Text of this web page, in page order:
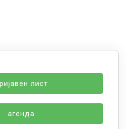
лист
агенда